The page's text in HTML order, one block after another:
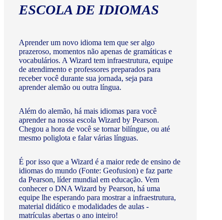
ESCOLA DE IDIOMAS
Aprender um novo idioma tem que ser algo
prazeroso, momentos não apenas de gramáticas e
vocabulários. A Wizard tem infraestrutura, equipe
de atendimento e professores preparados para
receber você durante sua jornada, seja para
aprender alemão ou outra língua.
Além do alemão, há mais idiomas para você
aprender na nossa escola Wizard by Pearson.
Chegou a hora de você se tornar bilíngue, ou até
mesmo poliglota e falar várias línguas.
É por isso que a Wizard é a maior rede de ensino de
idiomas do mundo (Fonte: Geofusion) e faz parte
da Pearson, líder mundial em educação. Vem
conhecer o DNA Wizard by Pearson, há uma
equipe lhe esperando para mostrar a infraestrutura,
material didático e modalidades de aulas -
matrículas abertas o ano inteiro!